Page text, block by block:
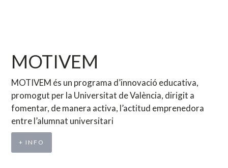
MOTIVEM
MOTIVEM és un programa d’innovació educativa,
promogut per la Universitat de València, dirigit a
fomentar, de manera activa, l’actitud emprenedora
entre l’alumnat universitari
+ INFO